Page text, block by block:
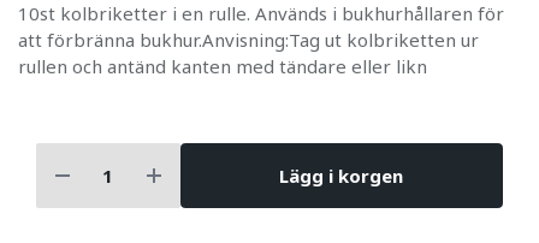
10st kolbriketter i en rulle. Används i bukhurhållaren för
att förbränna bukhur.Anvisning:Tag ut kolbriketten ur
rullen och antänd kanten med tändare eller likn
Lägg i korgen